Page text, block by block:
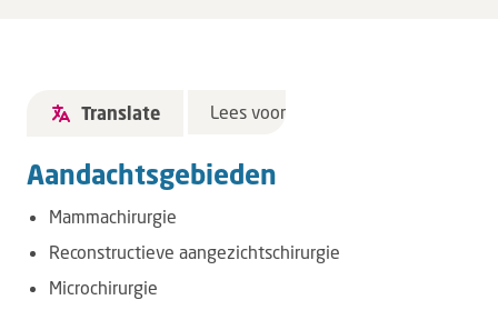
Translate Lees voor
Aandachtsgebieden
Mammachirurgie
Reconstructieve aangezichtschirurgie
Microchirurgie